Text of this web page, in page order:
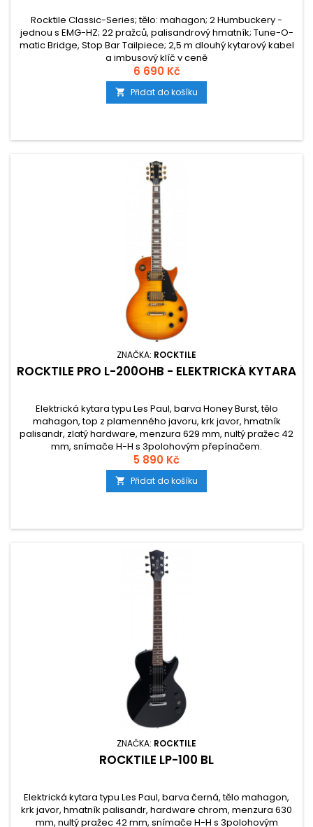
Rocktile Classic-Series; tělo: mahagon; 2 Humbuckery -
jednou s EMG-HZ; 22 pražců, palisandrový hmatník; Tune-O-
matic Bridge, Stop Bar Tailpiece; 2,5 m dlouhý kytarový kabel
a imbusový klíč v ceně
6 690 Kč
 Přidat do košíku
ZNAČKA: ROCKTILE
ROCKTILE PRO L-200OHB - ELEKTRICKÁ KYTARA
Elektrická kytara typu Les Paul, barva Honey Burst, tělo
mahagon, top z plamenného javoru, krk javor, hmatník
palisandr, zlatý hardware, menzura 629 mm, nultý pražec 42
mm, snímače H-H s 3polohovým přepínačem.
5 890 Kč
 Přidat do košíku
ZNAČKA: ROCKTILE
ROCKTILE LP-100 BL
Elektrická kytara typu Les Paul, barva černá, tělo mahagon,
krk javor, hmatník palisandr, hardware chrom, menzura 630
mm, nultý pražec 42 mm, snímače H-H s 3polohovým